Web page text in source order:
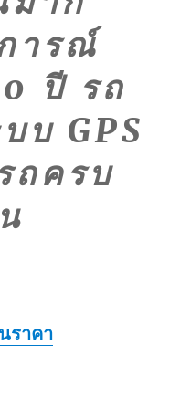
ารณ์
ปี รถ
บ GPS
ถครบ
ราคา